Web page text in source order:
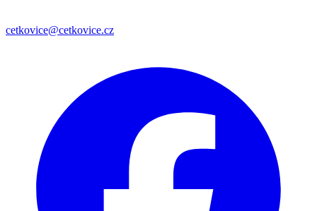
cetkovice@cetkovice.cz